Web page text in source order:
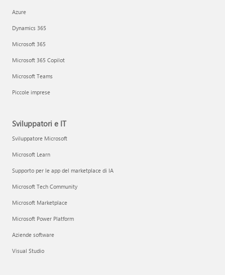
Azure
Dynamics 365
Microsoft 365
Microsoft 365 Copilot
Microsoft Teams
Piccole imprese
Sviluppatori e IT
Sviluppatore Microsoft
Microsoft Learn
Supporto per le app del marketplace di IA
Microsoft Tech Community
Microsoft Marketplace
Microsoft Power Platform
Aziende software
Visual Studio